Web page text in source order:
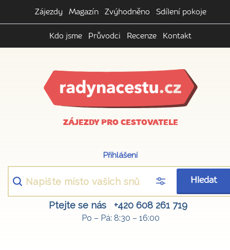
Zájezdy Magazín Zvýhodněno Sdílení pokoje
Kdo jsme Průvodci Recenze Kontakt
ZÁJEZDY PRO CESTOVATELE
Přihlášení
Hledat
Ptejte se nás +420 608 261 719
Po – Pá: 8:30 – 16:00